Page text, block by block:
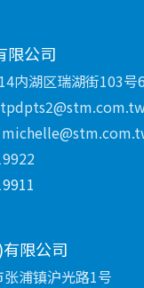
限公司
内湖区瑞湖街103号
限公司
浦镇沪光路1号